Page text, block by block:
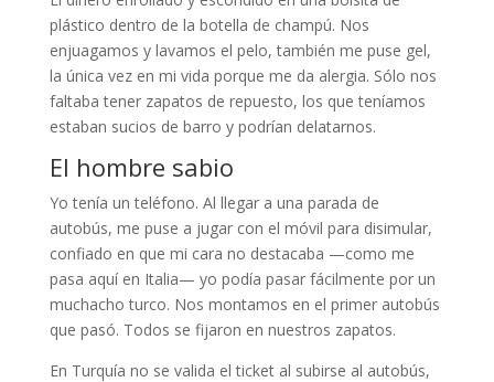
plástico dentro de la botella de champú. Nos
enjuagamos y lavamos el pelo, también me puse gel,
la única vez en mi vida porque me da alergia. Sólo nos
faltaba tener zapatos de repuesto, los que teníamos
estaban sucios de barro y podrían delatarnos.
El hombre sabio
Yo tenía un teléfono. Al llegar a una parada de
autobús, me puse a jugar con el móvil para disimular,
confiado en que mi cara no destacaba —como me
pasa aquí en Italia— yo podía pasar fácilmente por un
muchacho turco. Nos montamos en el primer autobús
que pasó. Todos se fijaron en nuestros zapatos.
En Turquía no se valida el ticket al subirse al autobús,